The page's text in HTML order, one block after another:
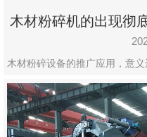
木材粉碎机的出现彻
木材粉碎设备的推广应用，意